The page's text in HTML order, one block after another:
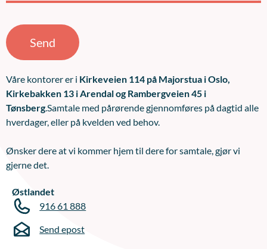
Send
Våre kontorer er i Kirkeveien 114 på Majorstua i Oslo,
Kirkebakken 13 i Arendal og Rambergveien 45 i
Tønsberg.Samtale med pårørende gjennomføres på dagtid alle
hverdager, eller på kvelden ved behov.
Ønsker dere at vi kommer hjem til dere for samtale, gjør vi
gjerne det.
Østlandet
916 61 888
Send epost